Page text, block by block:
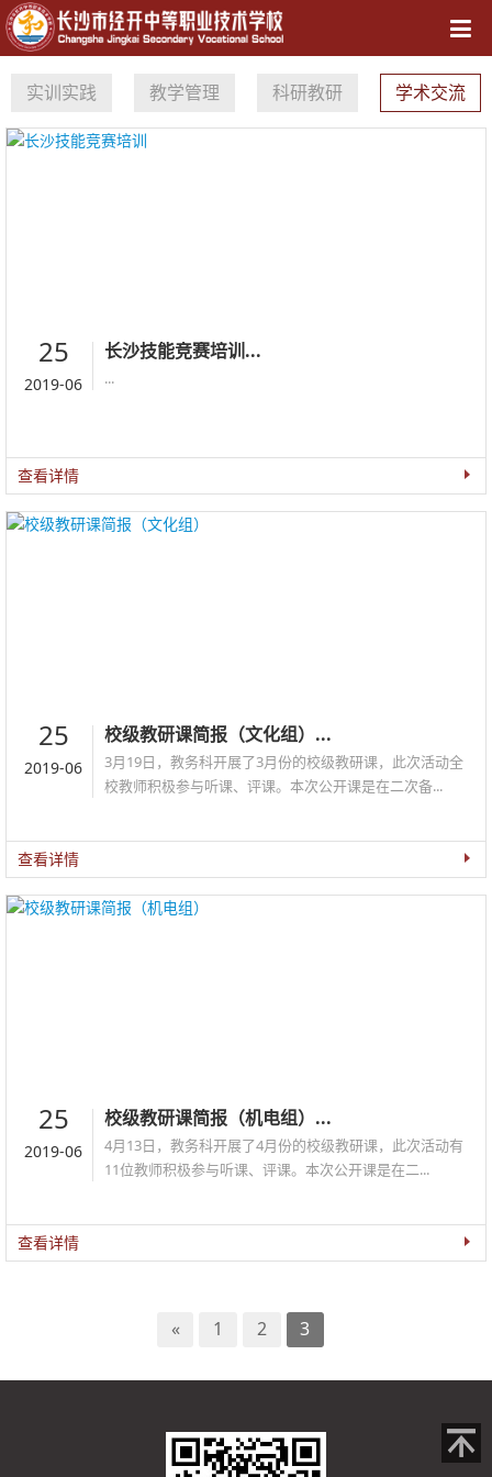
导航
实训实践 教学管理 科研教研 学术交流
25
2019-06
长沙技能竞赛培训...
...
查看详情
25
2019-06
校级教研课简报（文化组）...
3月19日，教务科开展了3月份的校级教研课，此次活动全
校教师积极参与听课、评课。本次公开课是在二次备...
查看详情
25
2019-06
校级教研课简报（机电组）...
4月13日，教务科开展了4月份的校级教研课，此次活动有
11位教师积极参与听课、评课。本次公开课是在二...
查看详情
« 1 2 3